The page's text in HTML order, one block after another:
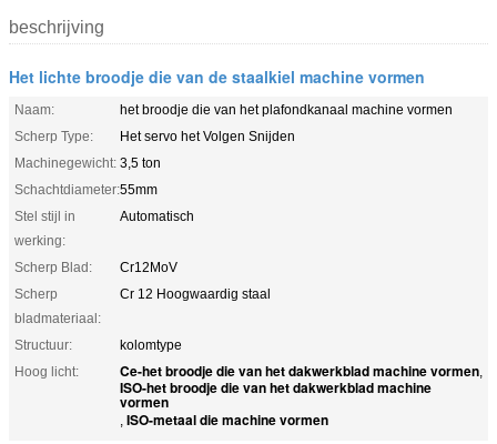
beschrijving
Het lichte broodje die van de staalkiel machine vormen
Naam:
het broodje die van het plafondkanaal machine vormen
Scherp Type:
Het servo het Volgen Snijden
Machinegewicht: 3,5 ton
Schachtdiameter:55mm
Stel stijl in
werking:
Automatisch
Scherp Blad:
Cr12MoV
Scherp
bladmateriaal:
Cr 12 Hoogwaardig staal
Structuur:
kolomtype
Hoog licht:
Ce-het broodje die van het dakwerkblad machine vormen,
ISO-het broodje die van het dakwerkblad machine
vormen
, ISO-metaal die machine vormen